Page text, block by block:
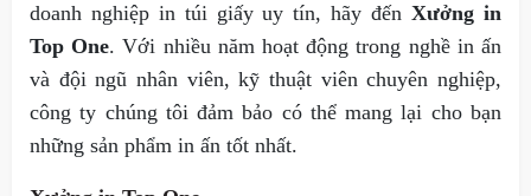
doanh nghiệp in túi giấy uy tín, hãy đếnXưởng in
Top One. Với nhiều năm hoạt động trong nghề in ấn
và đội ngũ nhân viên, kỹ thuật viên chuyên nghiệp,
công ty chúng tôi đảm bảo có thể mang lại cho bạn
những sản phẩm in ấn tốt nhất.